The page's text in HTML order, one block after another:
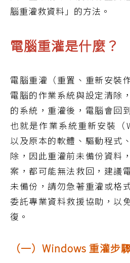
腦重灌救資料」的方法。
電腦重灌是什麼？
電腦重灌（重置、重新安裝
電腦的作業系統與設定清除
的系統，重灌後，電腦會回
也就是作業系統重新安裝（
以及原本的軟體、驅動程式
除，因此重灌前未備份資料
案，都可能無法救回，建議
未備份，請勿急著重灌或格
委託專業資料救援協助，以
復。
（一）Windows 重灌步